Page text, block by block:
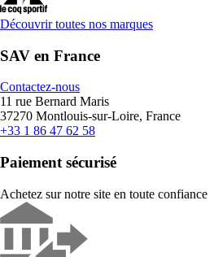
Découvrir toutes nos marques
SAV en France
Contactez-nous
11 rue Bernard Maris
37270 Montlouis-sur-Loire, France
+33 1 86 47 62 58
Paiement sécurisé
Achetez sur notre site en toute confiance